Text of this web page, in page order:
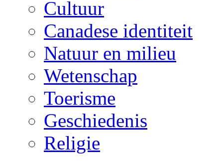
Cultuur
Canadese identiteit
Natuur en milieu
Wetenschap
Toerisme
Geschiedenis
Religie